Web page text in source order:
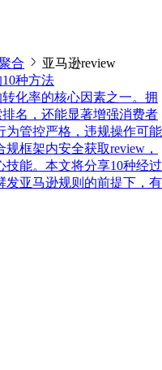
合
亚马逊review
种方法
化率的核心因素之一。拥
名，还能显著增强消费者
为管控严格，违规操作可能
框架内安全获取review，
技能。本文将分享10种经过
发亚马逊规则的前提下，有